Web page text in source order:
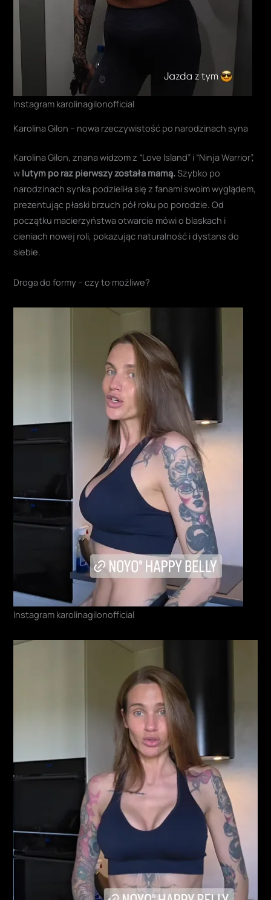
Instagram karolinagilonofficial
Karolina Gilon – nowa rzeczywistość po narodzinach syna
Karolina Gilon, znana widzom z “Love Island” i “Ninja Warrior”,
w lutym po raz pierwszy została mamą.Szybko po
narodzinach synka podzieliła się z fanami swoim wyglądem,
prezentując płaski brzuch pół roku po porodzie. Od
początku macierzyństwa otwarcie mówi o blaskach i
cieniach nowej roli, pokazując naturalność i dystans do
siebie.
Droga do formy – czy to możliwe?
Instagram karolinagilonofficial